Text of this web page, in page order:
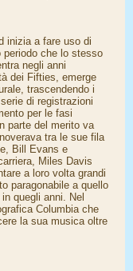
inizia a fare uso di
periodo che lo stesso
negli anni
dei Fifties, emerge
trascendendo i
di registrazioni
per le fasi
parte del merito va
tra le sue fila
Bill Evans e
Miles Davis
a loro volta grandi
paragonabile a quello
quegli anni. Nel
Columbia che
la sua musica oltre